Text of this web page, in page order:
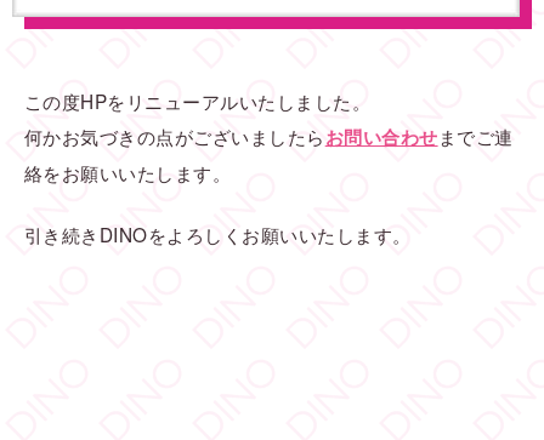
この度HPをリニューアルいたしました。
何かお気づきの点がございましたらお問い合わせまでご連
絡をお願いいたします。
引き続きDINOをよろしくお願いいたします。